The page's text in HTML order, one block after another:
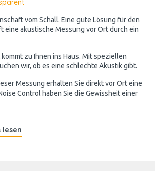
vom Schall. Eine gute Lösung für den
eine akustische Messung vor Ort durch ein
zu Ihnen ins Haus. Mit speziellen
wir, ob es eine schlechte Akustik gibt.
Messung erhalten Sie direkt vor Ort eine
Control haben Sie die Gewissheit einer
lesen